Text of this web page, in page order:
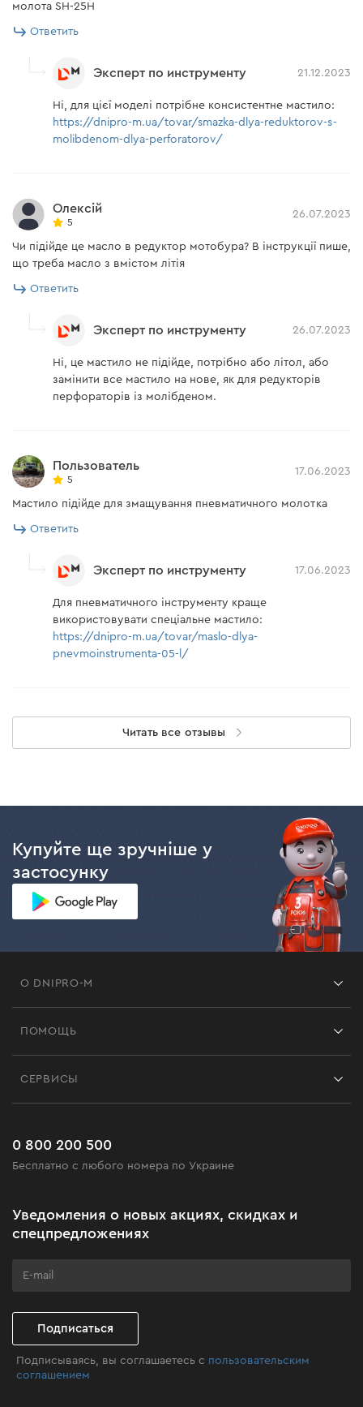
молота SH-25H
Ответить
Эксперт по инструменту 21.12.2023
Ні, для цієї моделі потрібне консистентне мастило:
https://dnipro-m.ua/tovar/smazka-dlya-reduktorov-s-
molibdenom-dlya-perforatorov/
Олексій
5
26.07.2023
Чи підійде це масло в редуктор мотобура? В інструкції пише,
що треба масло з вмістом літія
Ответить
Эксперт по инструменту 26.07.2023
Ні, це мастило не підійде, потрібно або літол, або
замінити все мастило на нове, як для редукторів
перфораторів із молібденом.
Пользователь
5
17.06.2023
Мастило підійде для змащування пневматичного молотка
Ответить
Эксперт по инструменту 17.06.2023
Для пневматичного інструменту краще
використовувати спеціальне мастило:
https://dnipro-m.ua/tovar/maslo-dlya-
pnevmoinstrumenta-05-l/
Читать все отзывы
Купуйте ще зручніше у
застосунку
О DNIPRO-M
Черная пятница
Клуб мастерства
ПОМОЩЬ
Часто задаваемые вопросы
СЕРВИСЫ
0 800 200 500
Бесплатно с любого номера по Украине
Уведомления о новых акциях, скидках и
спецпредложениях
Подписаться
Подписываясь, вы соглашаетесь с пользовательским
соглашением